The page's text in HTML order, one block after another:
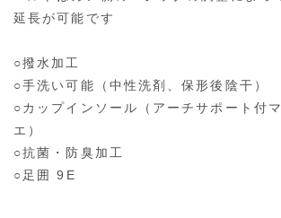
延長が可能です
○撥水加工
○手洗い可能（中性洗剤、保形後陰干）
○カップインソール（アーチサポート付
エ）
○抗菌・防臭加工
○足囲 9E